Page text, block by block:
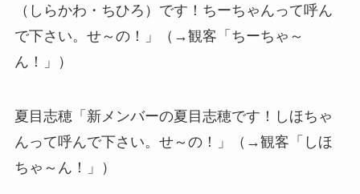
（しらかわ・ちひろ）です！ちーちゃんって呼ん
で下さい。せ～の！」（→観客「ちーちゃ～
ん！」）
夏目志穂「新メンバーの夏目志穂です！しほちゃ
んって呼んで下さい。せ～の！」（→観客「しほ
ちゃ～ん！」）